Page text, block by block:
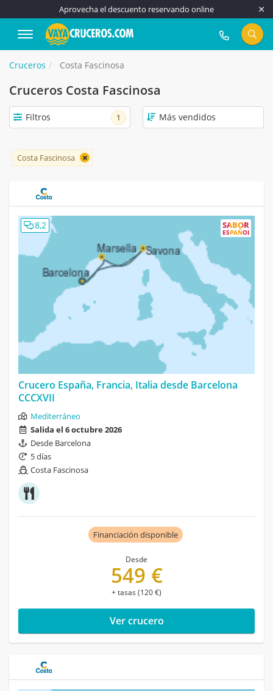
Aprovecha el descuento reservando online
917 815 555
Cruceros Costa Fascinosa
Cruceros Costa Fascinosa
Filtros 1
Costa Fascinosa
SABOR
ESPAÑOL
8,2
Crucero España, Francia, Italia desde Barcelona
CCCXVII
Mediterráneo
Salida el 6 octubre 2026
Desde Barcelona
5 días
Costa Fascinosa
Financiación disponible
Desde
549 €
+ tasas (120 €)
Ver crucero